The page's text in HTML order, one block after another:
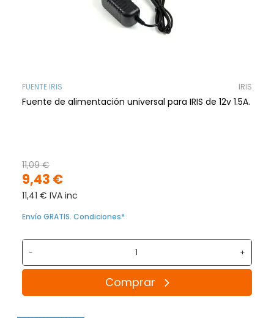
FUENTE IRIS IRIS
Fuente de alimentación universal para IRIS de 12v 1.5A.
9,43 €
11,09 €
11,41 € IVA inc
Envío GRATIS. Condiciones*
- +
Comprar